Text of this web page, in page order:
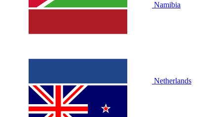
Namibia
Netherlands